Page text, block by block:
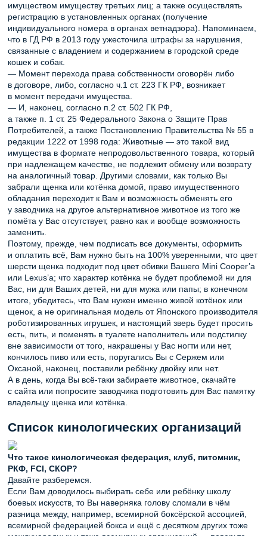
имуществом имуществу третьих лиц; а также осуществлять
регистрацию в установленных органах (получение
индивидуального номера в органах ветнадзора). Напоминаем,
что в ГД РФ в 2013 году ужесточила штрафы за нарушения,
связанные с владением и содержанием в городской среде
кошек и собак.
— Момент перехода права собственности оговорён либо
в договоре, либо, согласно ч.1 ст. 223 ГК РФ, возникает
в момент передачи имущества.
— И, наконец, согласно п.2 ст. 502 ГК РФ,
а также п. 1 ст. 25 Федерального Закона о Защите Прав
Потребителей, а также Постановлению Правительства № 55 в
редакции 1222 от 1998 года: Животные — это такой вид
имущества в формате непродовольственного товара, который
при надлежащем качестве, не подлежит обмену или возврату
на аналогичный товар. Другими словами, как только Вы
забрали щенка или котёнка домой, право имущественного
обладания переходит к Вам и возможность обменять его
у заводчика на другое альтернативное животное из того же
помёта у Вас отсутствует, равно как и вообще возможность
заменить.
Поэтому, прежде, чем подписать все документы, оформить
и оплатить всё, Вам нужно быть на 100% уверенными, что цвет
шерсти щенка подходит под цвет обивки Вашего Mini Cooper’а
или Lexus’а; что характер котёнка не будет проблемой ни для
Вас, ни для Ваших детей, ни для мужа или папы; в конечном
итоге, убедитесь, что Вам нужен именно живой котёнок или
щенок, а не оригинальная модель от Японского производителя
роботизированных игрушек, и настоящий зверь будет просить
есть, пить, и поменять в туалете наполнитель или подстилку
вне зависимости от того, накрашены у Вас ногти или нет,
кончилось пиво или есть, поругались Вы с Сержем или
Оксаной, наконец, поставили ребёнку двойку или нет.
А в день, когда Вы всё-таки забираете животное, скачайте
с сайта или попросите заводчика подготовить для Вас памятку
владельцу щенка или котёнка.
Список кинологических организаций
Что такое кинологическая федерация, клуб, питомник,
РКФ, FCI, СКОР?
Давайте разберемся.
Если Вам доводилось выбирать себе или ребёнку школу
боевых искусств, то Вы наверняка голову сломали в чём
разница между, например, всемирной боксёрской ассоцией,
всемирной федерацией бокса и ещё с десятком других тоже